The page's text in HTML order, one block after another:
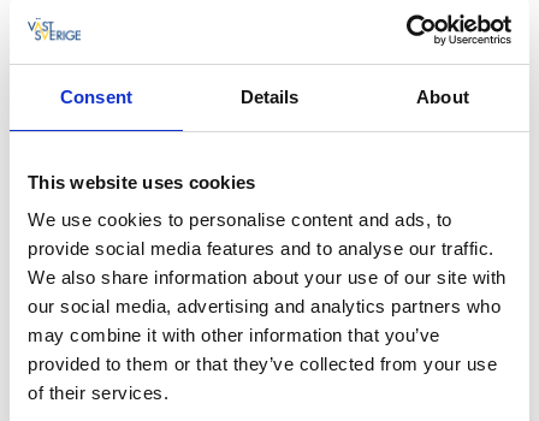
Consent Details About
This website uses cookies
We use cookies to personalise content and ads, to
provide social media features and to analyse our traffic.
We also share information about your use of our site with
our social media, advertising and analytics partners who
may combine it with other information that you’ve
provided to them or that they’ve collected from your use
of their services.